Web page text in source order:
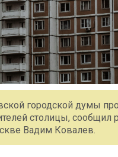
городской думы
столицы, сообщил
Вадим Ковалев.